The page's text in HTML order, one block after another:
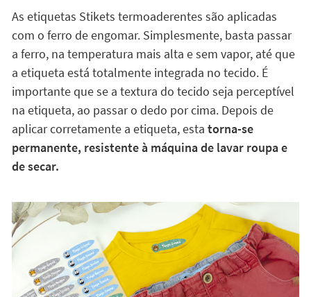
As etiquetas Stikets termoaderentes são aplicadas
com o ferro de engomar. Simplesmente, basta passar
a ferro, na temperatura mais alta e sem vapor, até que
a etiqueta está totalmente integrada no tecido. É
importante que se a textura do tecido seja perceptível
na etiqueta, ao passar o dedo por cima. Depois de
aplicar corretamente a etiqueta, esta torna-se
permanente, resistente à máquina de lavar roupa e
de secar.